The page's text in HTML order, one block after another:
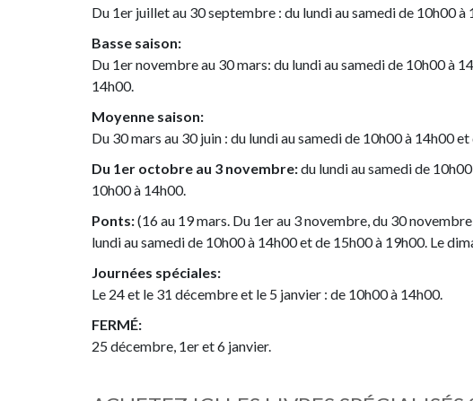
Du 1er juillet au 30 septembre : du lundi au samedi de 10h00
Basse saison:
Du 1er novembre au 30 mars: du lundi au samedi de 10h00 à
14h00.
Moyenne saison:
Du 30 mars au 30 juin : du lundi au samedi de 10h00 à 14h00
Du 1er octobre au 3 novembre:du lundi au samedi de
10h00 à 14h00.
Ponts:(16 au 19 mars. Du 1er au 3 novembre, du 30
lundi au samedi de 10h00 à 14h00 et de 15h00 à 19h00. Le
Journées spéciales:
Le 24 et le 31 décembre et le 5 janvier : de 10h00 à 14h00.
FERMÉ:
25 décembre, 1er et 6 janvier.